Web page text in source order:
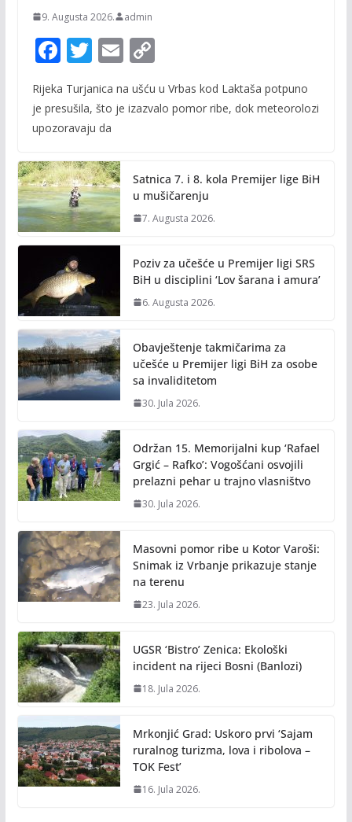
9. Augusta 2026. admin
F
e
b
o
k
T
itt
er
E
ai
C
p
n
k
Rijeka Turjanica na ušću u Vrbas kod Laktaša potpuno
je presušila, što je izazvalo pomor ribe, dok meteorolozi
upozoravaju da
Satnica 7. i 8. kola Premijer lige BiH
u mušičarenju
7. Augusta 2026.
Poziv za učešće u Premijer ligi SRS
BiH u disciplini ‘Lov šarana i amura’
6. Augusta 2026.
Obavještenje takmičarima za
učešće u Premijer ligi BiH za osobe
sa invaliditetom
30. Jula 2026.
Održan 15. Memorijalni kup ‘Rafael
Grgić – Rafko’: Vogošćani osvojili
prelazni pehar u trajno vlasništvo
30. Jula 2026.
Masovni pomor ribe u Kotor Varoši:
Snimak iz Vrbanje prikazuje stanje
na terenu
23. Jula 2026.
UGSR ‘Bistro’ Zenica: Ekološki
incident na rijeci Bosni (Banlozi)
18. Jula 2026.
Mrkonjić Grad: Uskoro prvi ‘Sajam
ruralnog turizma, lova i ribolova –
TOK Fest’
16. Jula 2026.